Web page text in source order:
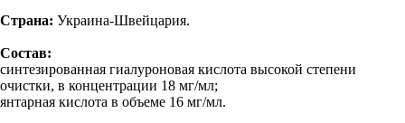
Страна: Украина-Швейцария.
Состав:
синтезированная гиалуроновая кислота высокой степени
очистки, в концентрации 18 мг/мл;
янтарная кислота в объеме 16 мг/мл.